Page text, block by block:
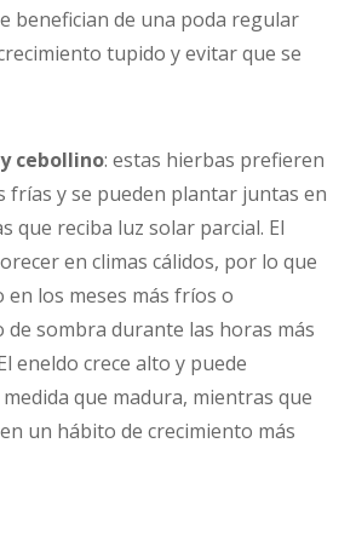
benefician de una poda regular
tupido y evitar que se
cebollino: estas hierbas prefieren
frías y se pueden plantar juntas en
que reciba luz solar parcial. El
en climas cálidos, por lo que
los meses más fríos o
sombra durante las horas más
eneldo crece alto y puede
que madura, mientras que
un hábito de crecimiento más